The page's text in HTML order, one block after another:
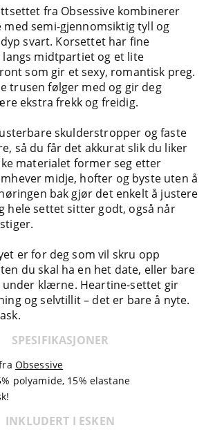
fra Obsessive kombinerer
med semi-gjennomsiktig tyll og
svart. Korsettet har fine
midtpartiet og et lite
som gir et sexy, romantisk preg.
trusen følger med og gir deg
ekstra frekk og freidig.
skulderstropper og faste
så du får det akkurat slik du liker
materialet former seg etter
midje, hofter og byste uten å
bak gjør det enkelt å justere
hele settet sitter godt, også når
er for deg som vil skru opp
du skal ha en het date, eller bare
under klærne. Heartine-settet gir
og selvtillit – det er bare å nyte.
SPESIFIKASJONER
Obsessive
polyamide, 15% elastane
INKLUDERT I ESKEN